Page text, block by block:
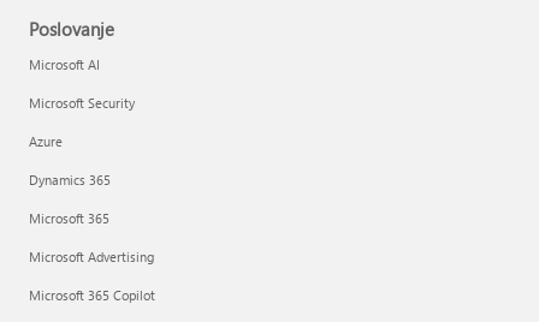
Poslovanje
Microsoft AI
Microsoft Security
Azure
Dynamics 365
Microsoft 365
Microsoft Advertising
Microsoft 365 Copilot